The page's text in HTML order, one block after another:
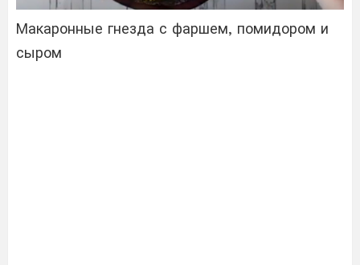
Макаронные гнезда с фаршем, помидором и
сыром